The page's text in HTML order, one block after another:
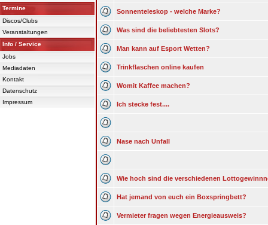
Termine
Discos/Clubs
Veranstaltungen
Info / Service
Jobs
Mediadaten
Kontakt
Datenschutz
Impressum
Sonnenteleskop - welche Marke?
Was sind die beliebtesten Slots?
Man kann auf Esport Wetten?
Trinkflaschen online kaufen
Womit Kaffee machen?
Ich stecke fest....
Nase nach Unfall
Wie hoch sind die verschiedenen
Hat jemand von euch ein Boxspringbett?
Vermieter fragen wegen Energieausweis?